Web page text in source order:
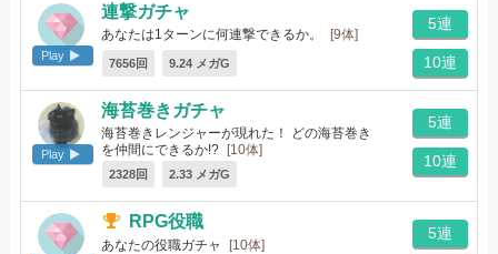
Play
連撃ガチャ
あなたは1ターンに何連撃できるか。 [9体]
7656回 9.24 メガG
5連
10連
Play
海苔巻きガチャ
海苔巻きレンジャーが現れた！ どの海苔巻き
を仲間にできるか!? [10体]
2328回 2.33 メガG
5連
10連
RPG役職
あなたの役職ガチャ [10体]
5連